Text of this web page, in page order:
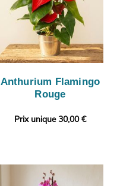
Anthurium Flamingo
Rouge
Prix unique 30,00 €